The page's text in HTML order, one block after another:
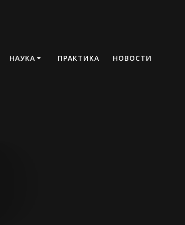
НАУКА ПРАКТИКА НОВОСТИ